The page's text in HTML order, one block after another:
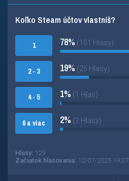
Koľko Steam účtov vlastníš?
1
2 - 3
4 - 5
6 a viac
78% (101 Hlasy)
19% (25 Hlasy)
1% (1 Hlas)
2% (2 Hlasy)
Hlasy: 129
Začiatok hlasovania: 12/07/2025 19:37